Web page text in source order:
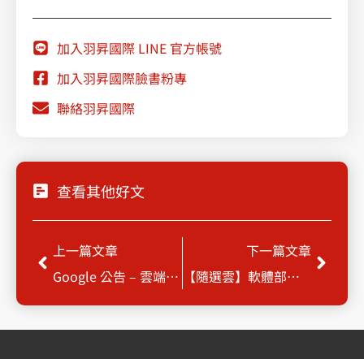
加入羽昇國際 LINE 官方帳號
加入羽昇國際臉書粉專
聯絡羽昇國際
查看其他好文
Prev上一篇文章
Google 公告 – 雲端產品故障事件彙整報告
下一篇文章
【隨選雲】軟體部署無痛上雲端
Next